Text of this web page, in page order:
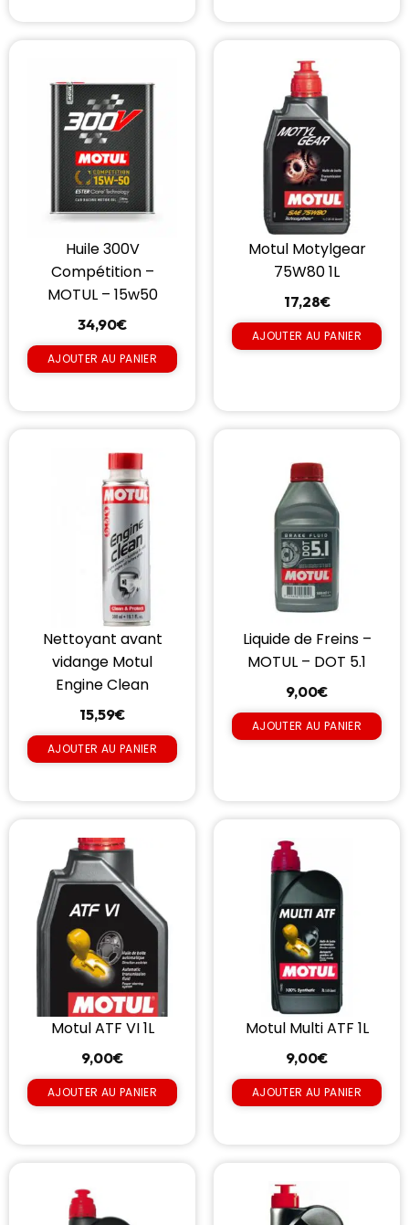
Huile 300V
Compétition –
MOTUL – 15w50
34,90€
AJOUTER AU PANIER
Motul Motylgear
75W80 1L
17,28€
AJOUTER AU PANIER
Nettoyant avant
vidange Motul
Engine Clean
15,59€
AJOUTER AU PANIER
Liquide de Freins –
MOTUL – DOT 5.1
9,00€
AJOUTER AU PANIER
Motul ATF VI 1L
9,00€
AJOUTER AU PANIER
Motul Multi ATF 1L
9,00€
AJOUTER AU PANIER